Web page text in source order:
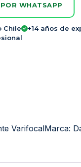
WHATSAPP
Chile
+14 años de
VarifocalMarca: